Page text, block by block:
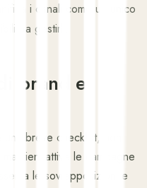
i canali come un unico
da gestirli.
brand e
breve checklist, non
attive le campagne
le sovrapposizioni e